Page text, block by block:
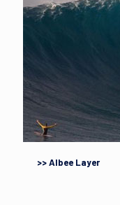
>> Albee Layer